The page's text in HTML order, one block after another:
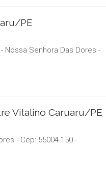
PE
Nossa Senhora Das Dores -
Vitalino Caruaru/PE
- Cep: 55004-150 -